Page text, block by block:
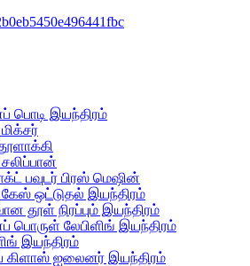
பொடி இயந்திரம்
மிக்சர்
சலிப்பான்
பவுடர் பிரஸ் மெஷின்
கேஸ் ஒட்டுதல் இயந்திரம்
தூள் நிரப்பும் இயந்திரம்
பொருள் லேபிளிங் இயந்திரம்
இயந்திரம்
கிளாஸ் ஐலைனர் இயந்திரம்